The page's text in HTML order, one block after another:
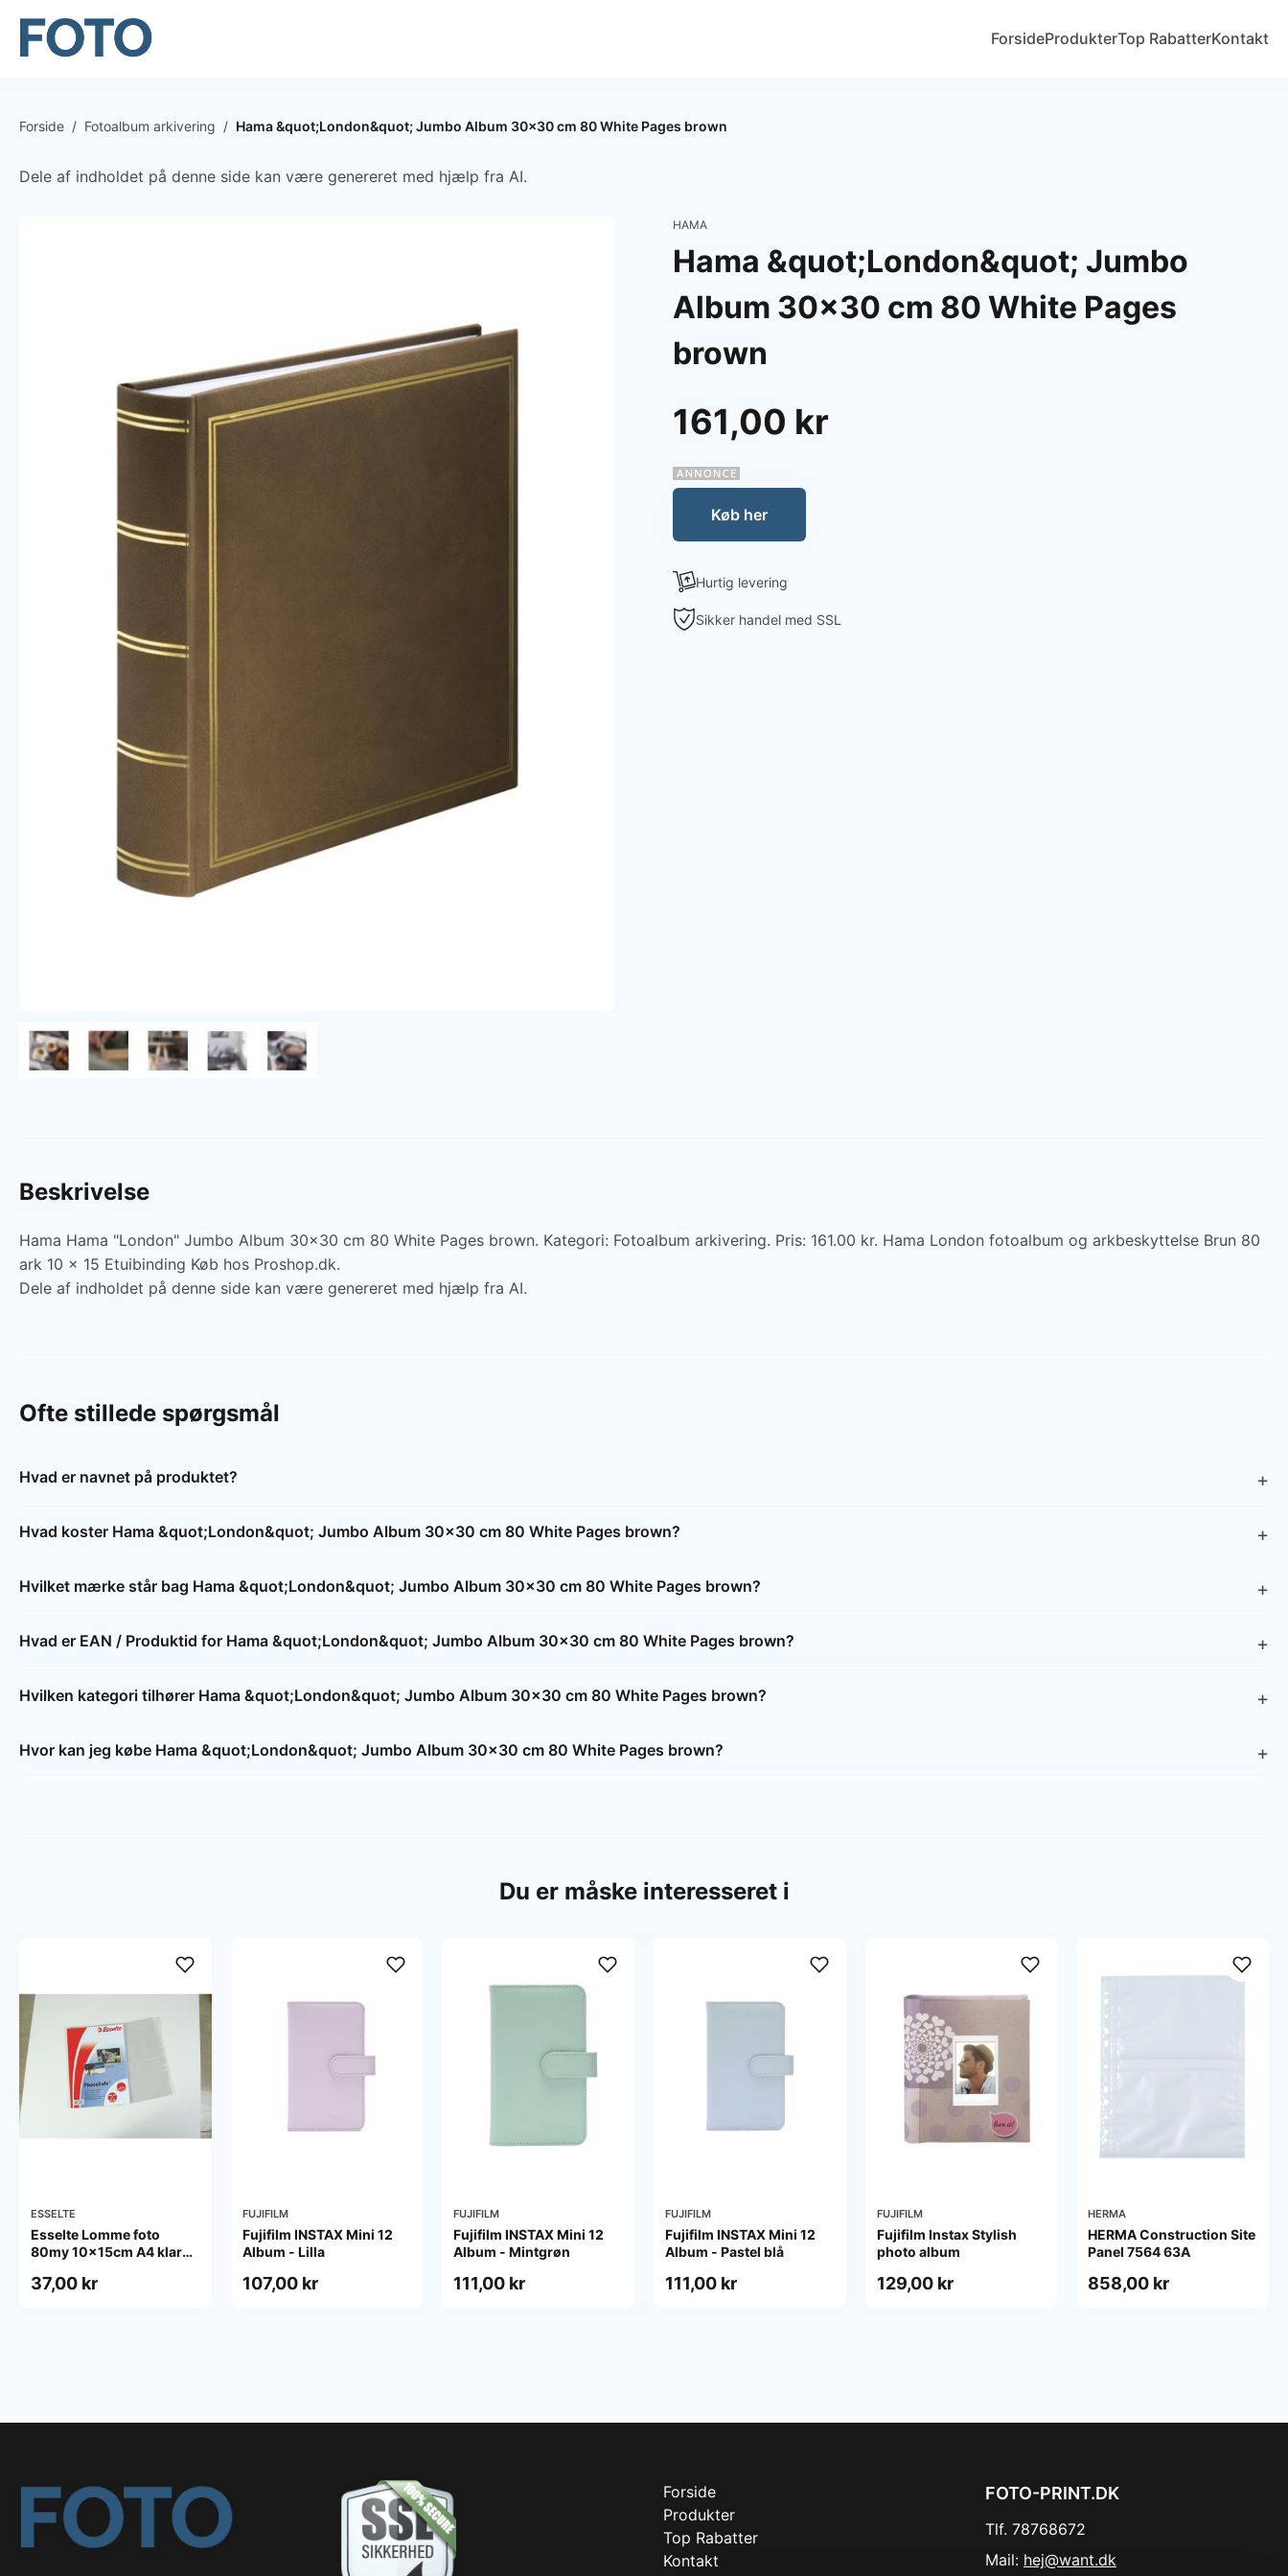
ForsideProdukterTop RabatterKontakt
Forside / Fotoalbum arkivering / Hama &quot;London&quot; Jumbo Album 30x30 cm 80 White Pages brown
Dele af indholdet på denne side kan være genereret med hjælp fra AI.
HAMA
Hama &quot;London&quot; Jumbo
Album 30x30 cm 80 White Pages
brown
161,00 kr
Køb her
Hurtig levering
Sikker handel med SSL
Beskrivelse
Hama Hama "London" Jumbo Album 30x30 cm 80 White Pages brown. Kategori: Fotoalbum arkivering. Pris: 161.00 kr. Hama London fotoalbum og arkbeskyttelse Brun 80
ark 10 x 15 Etuibinding Køb hos Proshop.dk.
Dele af indholdet på denne side kan være genereret med hjælp fra AI.
Ofte stillede spørgsmål
Hvad er navnet på produktet?
Hvad koster Hama &quot;London&quot; Jumbo Album 30x30 cm 80 White Pages brown?
Hvilket mærke står bag Hama &quot;London&quot; Jumbo Album 30x30 cm 80 White Pages brown?
Hvad er EAN / Produktid for Hama &quot;London&quot; Jumbo Album 30x30 cm 80 White Pages brown?
Hvilken kategori tilhører Hama &quot;London&quot; Jumbo Album 30x30 cm 80 White Pages brown?
Hvor kan jeg købe Hama &quot;London&quot; Jumbo Album 30x30 cm 80 White Pages brown?
Du er måske interesseret i
ESSELTE
Esselte Lomme foto
80my 10x15cm A4 klar
37,00 kr
FUJIFILM
Fujifilm INSTAX Mini 12
Album - Lilla
107,00 kr
FUJIFILM
Fujifilm INSTAX Mini 12
Album - Mintgrøn
111,00 kr
FUJIFILM
Fujifilm INSTAX Mini 12
Album - Pastel blå
111,00 kr
FUJIFILM
Fujifilm Instax Stylish
photo album
129,00 kr
HERMA
HERMA Construction Site
Panel 7564 63A
858,00 kr
Forside
Produkter
Top Rabatter
Kontakt
FOTO-PRINT.DK
Tlf. 78768672
Mail: hej@want.dk